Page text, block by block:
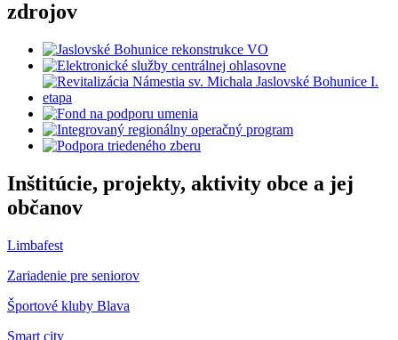
zdrojov
Inštitúcie, projekty, aktivity obce a jej
občanov
Limbafest
Zariadenie pre seniorov
Športové kluby Blava
Smart city